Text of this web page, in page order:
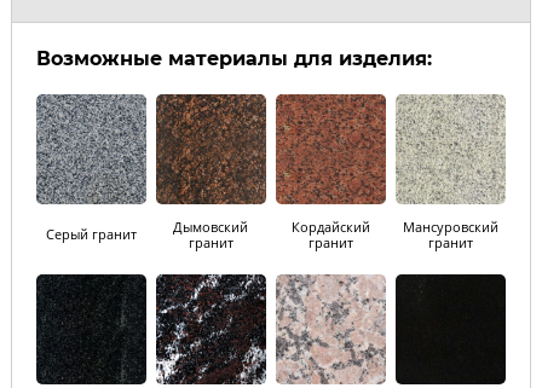
Возможные материалы для изделия:
Серый гранит
Дымовский
гранит
Кордайский
гранит
Мансуровский
гранит